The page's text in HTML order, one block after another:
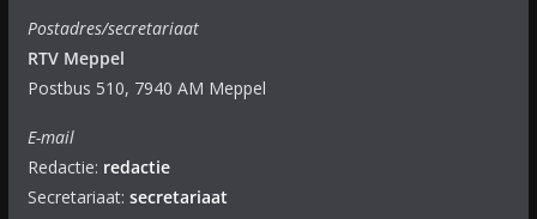
Postadres/secretariaat
RTV Meppel
Postbus 510, 7940 AM Meppel
E-mail
Redactie: redactie
Secretariaat: secretariaat